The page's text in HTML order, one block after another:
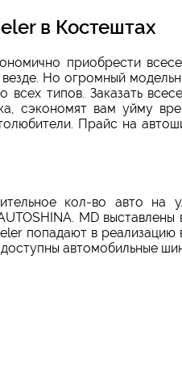
в Костештах
приобрести
Но огромный
типов. Заказать
сэкономят вам уйму
Прайс на
кол-во авто на
MD
попадают в
автомобильные